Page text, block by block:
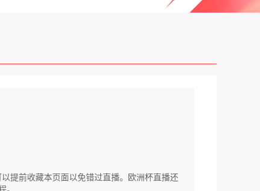
提前收藏本页面以免错过直播。欧洲杯直播还